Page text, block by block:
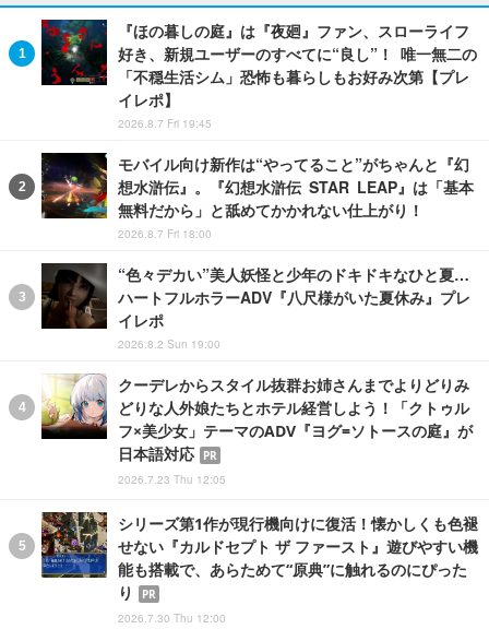
『ほの暮しの庭』は『夜廻』ファン、スローライフ
好き、新規ユーザーのすべてに“良し”！ 唯一無二の
「不穏生活シム」恐怖も暮らしもお好み次第【プレ
イレポ】
2026.8.7 Fri 19:45
モバイル向け新作は“やってること”がちゃんと『幻
想水滸伝』。『幻想水滸伝 STAR LEAP』は「基本
無料だから」と舐めてかかれない仕上がり！
2026.8.7 Fri 18:00
“色々デカい”美人妖怪と少年のドキドキなひと夏…
ハートフルホラーADV『八尺様がいた夏休み』プレ
イレポ
2026.8.2 Sun 19:00
クーデレからスタイル抜群お姉さんまでよりどりみ
どりな人外娘たちとホテル経営しよう！「クトゥル
フ×美少女」テーマのADV『ヨグ=ソトースの庭』が
日本語対応
PR
2026.7.23 Thu 12:05
シリーズ第1作が現行機向けに復活！懐かしくも色褪
せない『カルドセプト ザ ファースト』遊びやすい機
能も搭載で、あらためて“原典”に触れるのにぴった
り
PR
2026.7.30 Thu 12:00